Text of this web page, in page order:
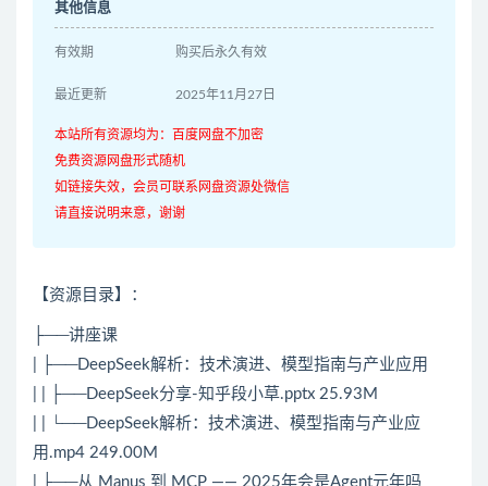
其他信息
有效期 购买后永久有效
最近更新 2025年11月27日
本站所有资源均为：百度网盘不加密
免费资源网盘形式随机
如链接失效，会员可联系网盘资源处微信
请直接说明来意，谢谢
【资源目录】：
├──讲座课
| ├──DeepSeek解析：技术演进、模型指南与产业应用
| | ├──DeepSeek分享-知乎段小草.pptx 25.93M
| | └──DeepSeek解析：技术演进、模型指南与产业应
用.mp4 249.00M
| ├──从 Manus 到 MCP —— 2025年会是Agent元年吗